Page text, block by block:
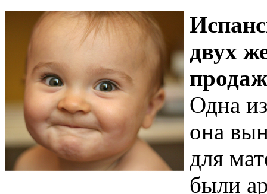
двух
Одна
она
для
были